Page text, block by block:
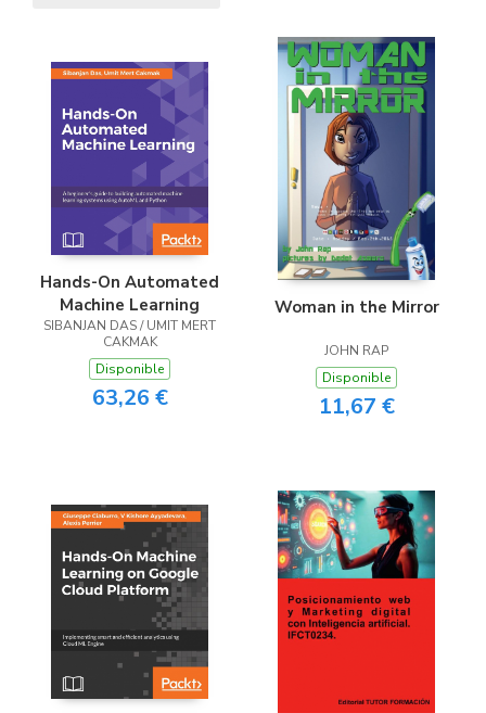
Hands-On Automated
Machine Learning
SIBANJAN DAS / UMIT MERT
CAKMAK
Disponible
63,26 €
Woman in the Mirror
JOHN RAP
Disponible
11,67 €